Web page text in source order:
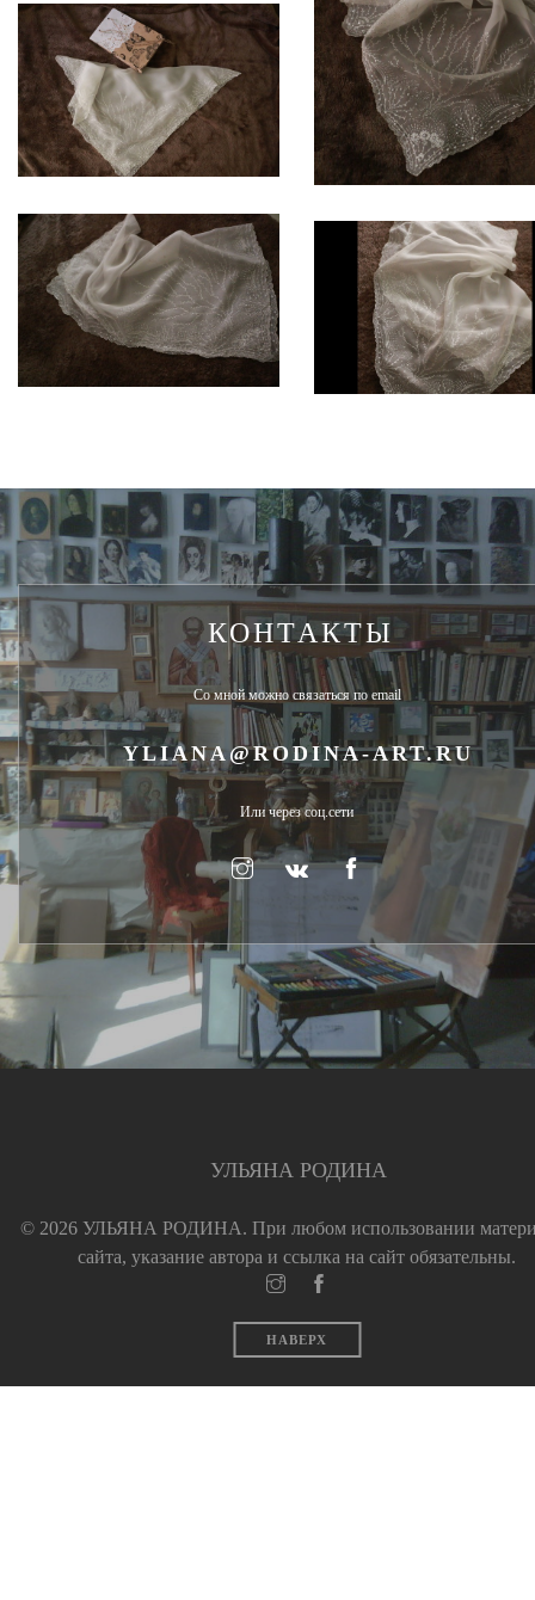
КОНТАКТЫ
Со мной можно связаться по email
YLIANA@RODINA-ART.RU
Или через соц.сети
УЛЬЯНА РОДИНА
© 2026 УЛЬЯНА РОДИНА. При любом использовании
сайта, указание автора и ссылка на сайт обязательны.
НАВЕРХ